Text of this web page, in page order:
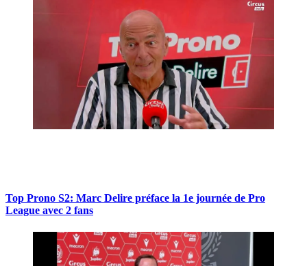
Top Prono S2: Marc Delire préface la 1e journée de Pro
League avec 2 fans